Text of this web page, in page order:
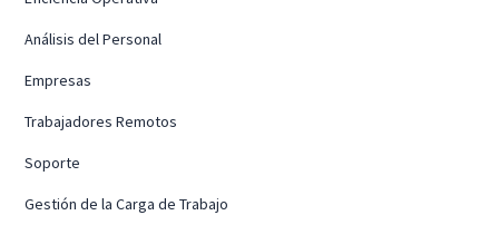
Análisis del Personal
Empresas
Trabajadores Remotos
Soporte
Gestión de la Carga de Trabajo